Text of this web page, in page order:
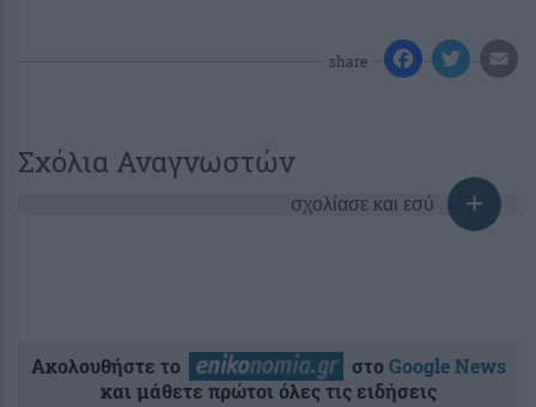
share
Σχόλια Αναγνωστών
σχολίασε και εσύ
Ακολουθήστε το στοGoogle News
και μάθετε πρώτοι όλες τις ειδήσεις